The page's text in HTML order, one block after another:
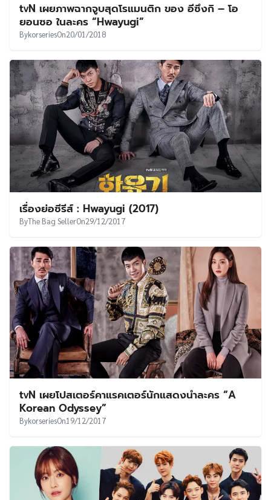
tvN เผยภาพฉากจูบสุดโรแมนติก ของ อีซึงกิ – โอ
ยอนซอ ในละคร “Hwayugi”
BykorseriesOn20/01/2018
เรื่องย่อซีรีส์ : Hwayugi (2017)
ByThe Bag SellerOn29/12/2017
tvN เผยโปสเตอร์คาแรคเตอร์นักแสดงนำละคร “A
Korean Odyssey”
BykorseriesOn19/12/2017